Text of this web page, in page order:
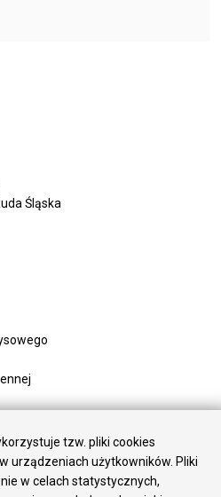
Śląska
tzw. pliki cookies
urządzeniach użytkowników. Pliki
w celach statystycznych,